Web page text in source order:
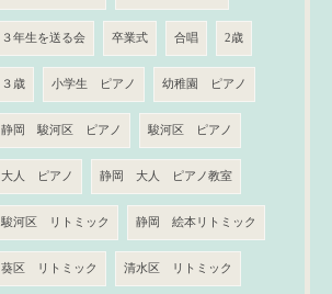
３年生を送る会 卒業式 合唱 2歳
３歳 小学生 ピアノ 幼稚園 ピアノ
静岡 駿河区 ピアノ 駿河区 ピアノ
大人 ピアノ 静岡 大人 ピアノ教室
駿河区 リトミック 静岡 絵本リトミック
葵区 リトミック 清水区 リトミック